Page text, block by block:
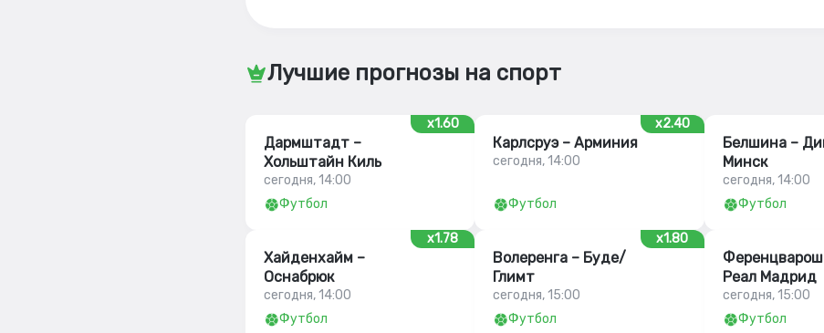
Лучшие прогнозы на спорт
x1.60
Дармштадт –
Хольштайн Киль
сегодня, 14:00
Футбол
x2.40
Карлсруэ – Арминия
сегодня, 14:00
Футбол
Белшина –
Минск
сегодня, 14:00
Футбол
x1.78
Хайденхайм –
Оснабрюк
сегодня, 14:00
Футбол
x1.80
Волеренга – Буде/
Глимт
сегодня, 15:00
Футбол
Реал Мадрид
сегодня, 15:00
Футбол